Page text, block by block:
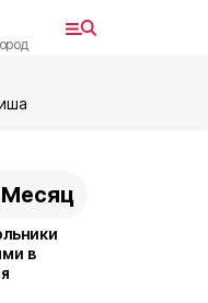
Месяц
в